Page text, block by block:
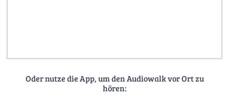
Oder nutze die App, um den Audiowalk vor Ort zu
hören: